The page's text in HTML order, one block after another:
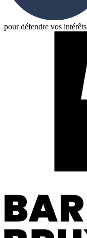
pour défendre vos intérêts